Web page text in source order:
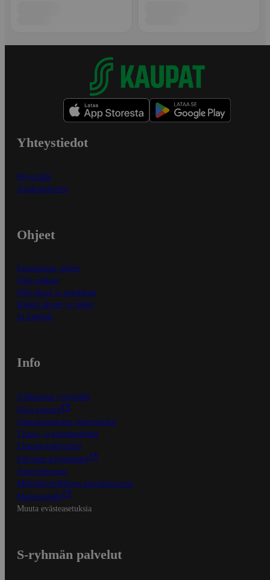
Yhteystiedot
Myymälät
Asiakaspalvelu
Ohjeet
Ensitilaajan ohjeet
Näin maksat
Näin tilaat ja muokkaat
Kaikki ohjeet ja vinkit
In English
Info
S-Business yrityksille
Oiva-raportit
Osuuskauppojen yhteystiedot
Tilaus- ja toimitusehdot
Tietosuojakäytäntö
Palvelun käyttöehdot
Saavutettavuus
Mobiilisovelluksen saavutettavuus
Mainostajalle
Muuta evästeasetuksia
S-ryhmän palvelut